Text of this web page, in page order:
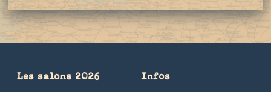
Les salons 2026 Infos